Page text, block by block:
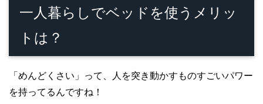
一人暮らしでベッドを使うメリッ
トは？
「めんどくさい」って、人を突き動かすものすごいパワー
を持ってるんですね！